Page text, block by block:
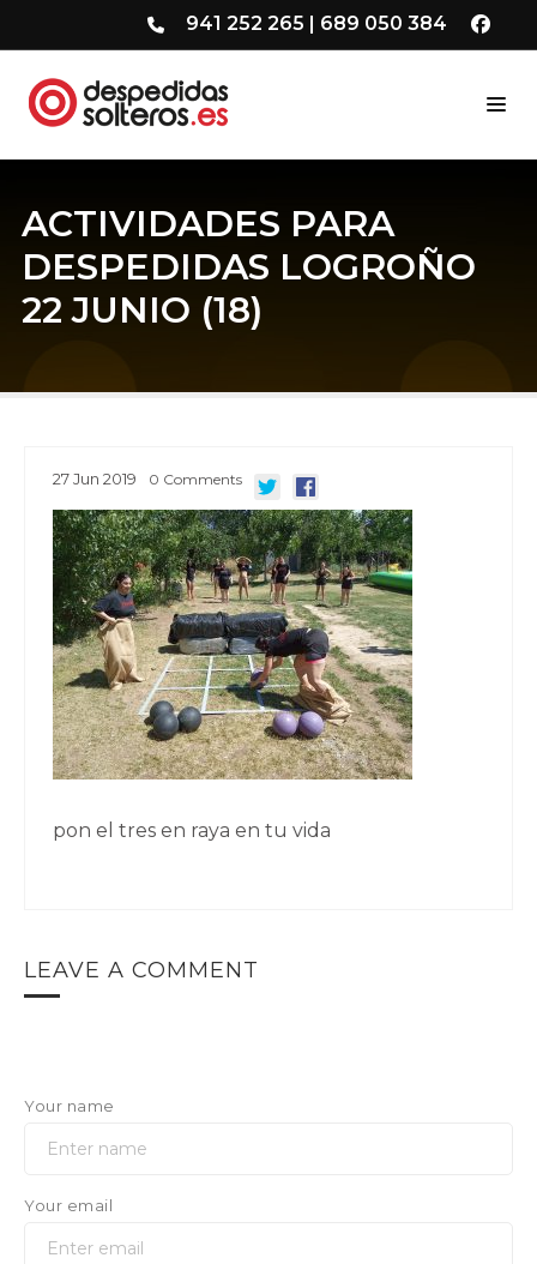
941 252 265 | 689 050 384
ACTIVIDADES PARA
DESPEDIDAS LOGROÑO
22 JUNIO (18)
27Jun 2019 0 Comments
pon el tres en raya en tu vida
LEAVE A COMMENT
Your name
Your email